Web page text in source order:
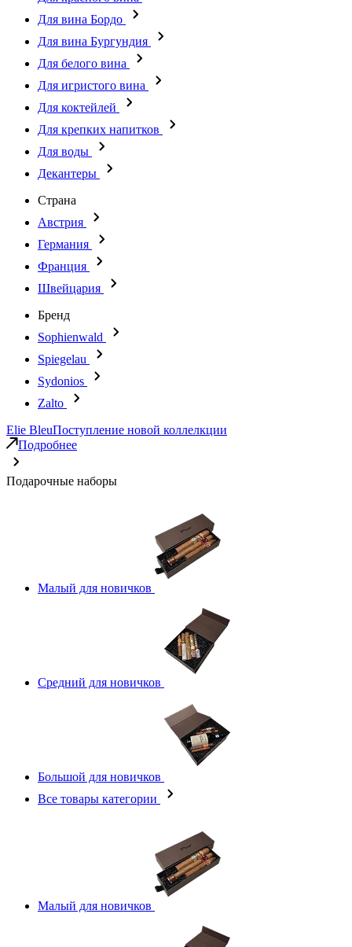
Для вина Бордо
Для вина Бургундия
Для белого вина
Для игристого вина
Для коктейлей
Для крепких напитков
Для воды
Декантеры
Страна
Австрия
Германия
Франция
Швейцария
Бренд
Sophienwald
Spiegelau
Sydonios
Zalto
Elie BleuПоступление новой коллелкции
Подробнее
Подарочные наборы
Малый для новичков
Средний для новичков
Большой для новичков
Все товары категории
Малый для новичков